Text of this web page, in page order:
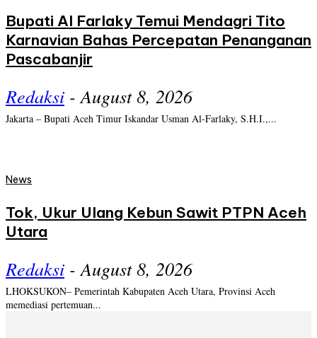
Bupati Al Farlaky Temui Mendagri Tito
Karnavian Bahas Percepatan Penanganan
Pascabanjir
Redaksi - August 8, 2026
Jakarta – Bupati Aceh Timur Iskandar Usman Al-Farlaky, S.H.I.,...
News
Tok, Ukur Ulang Kebun Sawit PTPN Aceh
Utara
Redaksi - August 8, 2026
LHOKSUKON– Pemerintah Kabupaten Aceh Utara, Provinsi Aceh
memediasi pertemuan...